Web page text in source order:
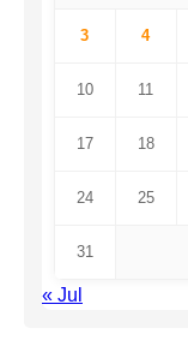
3 4
10 11
17 18
24 25
31
« Jul